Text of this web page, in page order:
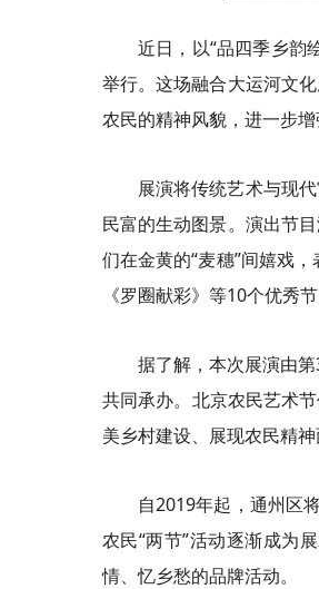
近日，以“品四季乡韵
举行。这场融合大运河文
农民的精神风貌，进一步
展演将传统艺术与现
民富的生动图景。演出节
们在金黄的“麦穗”间嬉戏
《罗圈献彩》等10个优秀
据了解，本次展演由
共同承办。北京农民艺术
美乡村建设、展现农民精神
自2019年起，通州区
农民“两节”活动逐渐成为
情、忆乡愁的品牌活动。